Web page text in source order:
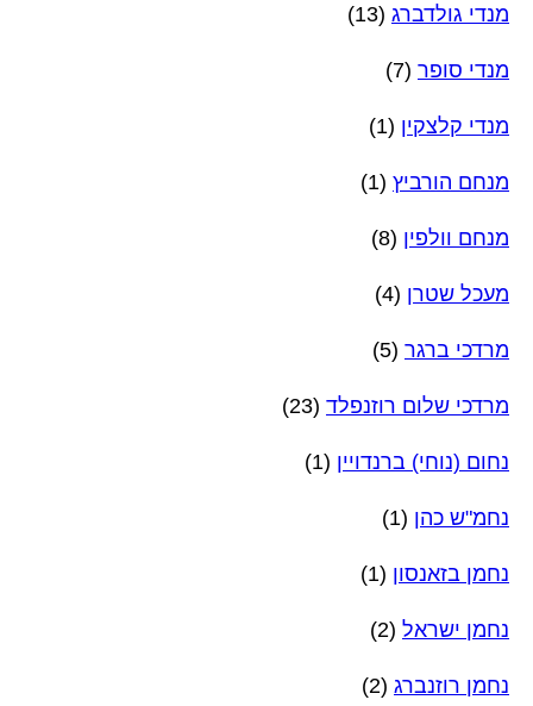
מנדי גולדברג (13)
מנדי סופר (7)
מנדי קלצקין (1)
מנחם הורביץ (1)
מנחם וולפין (8)
מעכל שטרן (4)
מרדכי ברגר (5)
מרדכי שלום רוזנפלד (23)
נחום (נוחי) ברנדויין (1)
נחמ"ש כהן (1)
נחמן בזאנסון (1)
נחמן ישראל (2)
נחמן רוזנברג (2)